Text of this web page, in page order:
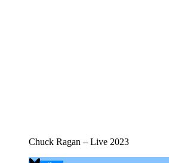
Chuck Ragan – Live 2023